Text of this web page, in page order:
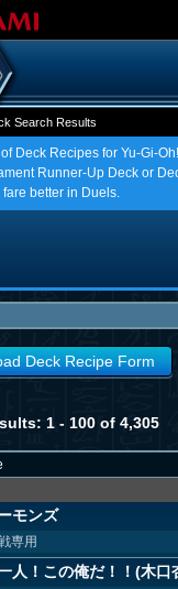
Search Results
Deck Recipes for Yu-Gi-
Runner-Up Deck or
better in Duels.
Deck Recipe Form
1 - 100 of 4,305
モンズ
専用
人！この俺だ！！(木